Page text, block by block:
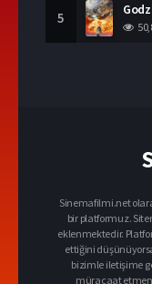
5
Sinemafilmi.net
bir platformuz.
eklenmektedir.
ettiğini
bizimle iletişime
müracaat